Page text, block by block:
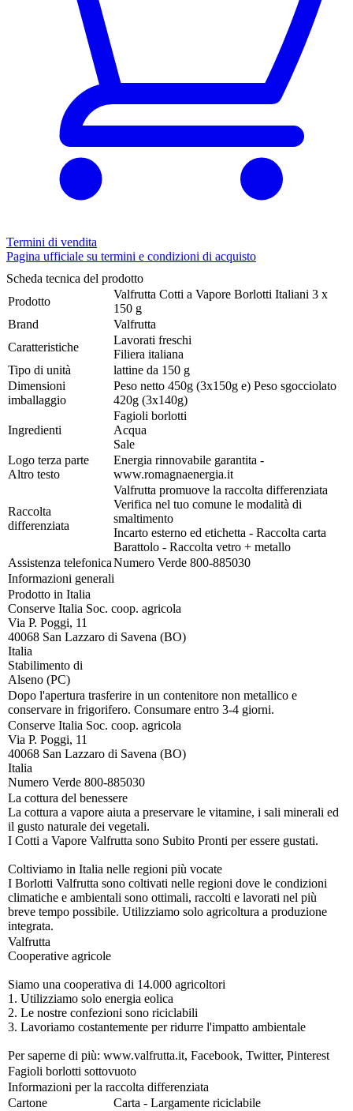
Termini di vendita
Pagina ufficiale su termini e condizioni di acquisto
Scheda tecnica del prodotto
Prodotto
Valfrutta Cotti a Vapore Borlotti Italiani 3 x
150 g
Brand
Valfrutta
Caratteristiche
Lavorati freschi
Filiera italiana
Tipo di unità
lattine da 150 g
Dimensioni
imballaggio
Peso netto 450g (3x150g e) Peso sgocciolato
420g (3x140g)
Ingredienti
Fagioli borlotti
Acqua
Sale
Logo terza parte
Altro testo
Energia rinnovabile garantita -
www.romagnaenergia.it
Raccolta
differenziata
Valfrutta promuove la raccolta differenziata
Verifica nel tuo comune le modalità di
smaltimento
Incarto esterno ed etichetta - Raccolta carta
Barattolo - Raccolta vetro + metallo
Assistenza telefonicaNumero Verde 800-885030
Informazioni generali
Prodotto in Italia
Conserve Italia Soc. coop. agricola
Via P. Poggi, 11
40068 San Lazzaro di Savena (BO)
Italia
Stabilimento di
Alseno (PC)
Dopo l'apertura trasferire in un contenitore non metallico e
conservare in frigorifero. Consumare entro 3-4 giorni.
Conserve Italia Soc. coop. agricola
Via P. Poggi, 11
40068 San Lazzaro di Savena (BO)
Italia
Numero Verde 800-885030
La cottura del benessere
La cottura a vapore aiuta a preservare le vitamine, i sali minerali ed
il gusto naturale dei vegetali.
I Cotti a Vapore Valfrutta sono Subito Pronti per essere gustati.
Coltiviamo in Italia nelle regioni più vocate
I Borlotti Valfrutta sono coltivati nelle regioni dove le condizioni
climatiche e ambientali sono ottimali, raccolti e lavorati nel più
breve tempo possibile. Utilizziamo solo agricoltura a produzione
integrata.
Valfrutta
Cooperative agricole
Siamo una cooperativa di 14.000 agricoltori
1. Utilizziamo solo energia eolica
2. Le nostre confezioni sono riciclabili
3. Lavoriamo costantemente per ridurre l'impatto ambientale
Per saperne di più: www.valfrutta.it, Facebook, Twitter, Pinterest
Fagioli borlotti sottovuoto
Informazioni per la raccolta differenziata
Cartone
Carta - Largamente riciclabile